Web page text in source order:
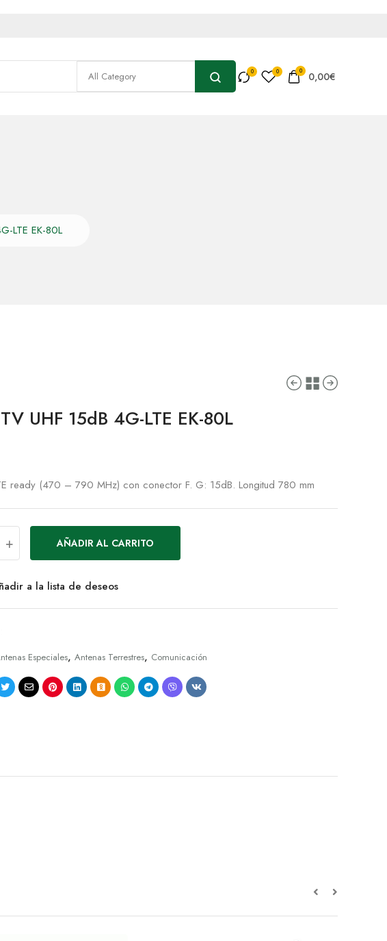
0 0,00€
LTE EK-80L
UHF 15dB 4G-LTE EK-80L
ready (470 – 790 MHz) con conector F. G: 15dB. Longitud 780 mm
+ AÑADIR AL CARRITO
a la lista de deseos
Especiales, Antenas Terrestres, Comunicación